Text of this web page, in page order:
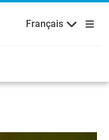
English Français
Français